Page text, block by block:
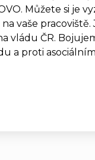
Můžete si je
vaše
vládu ČR.
a proti